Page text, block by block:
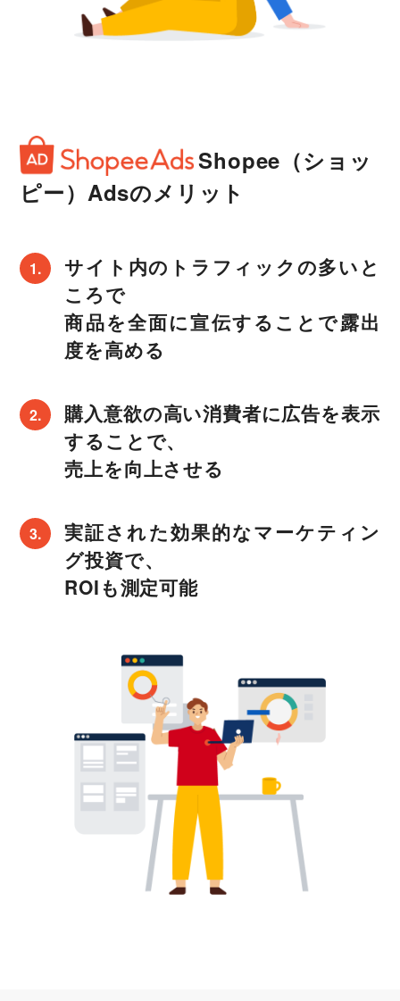
Shopee（ショッ
ピー）Adsのメリット
サイト内のトラフィックの多いと
ころで
商品を全面に宣伝することで露出
度を高める
購入意欲の高い消費者に広告を表示
することで、
売上を向上させる
実証された効果的なマーケティン
グ投資で、
ROIも測定可能